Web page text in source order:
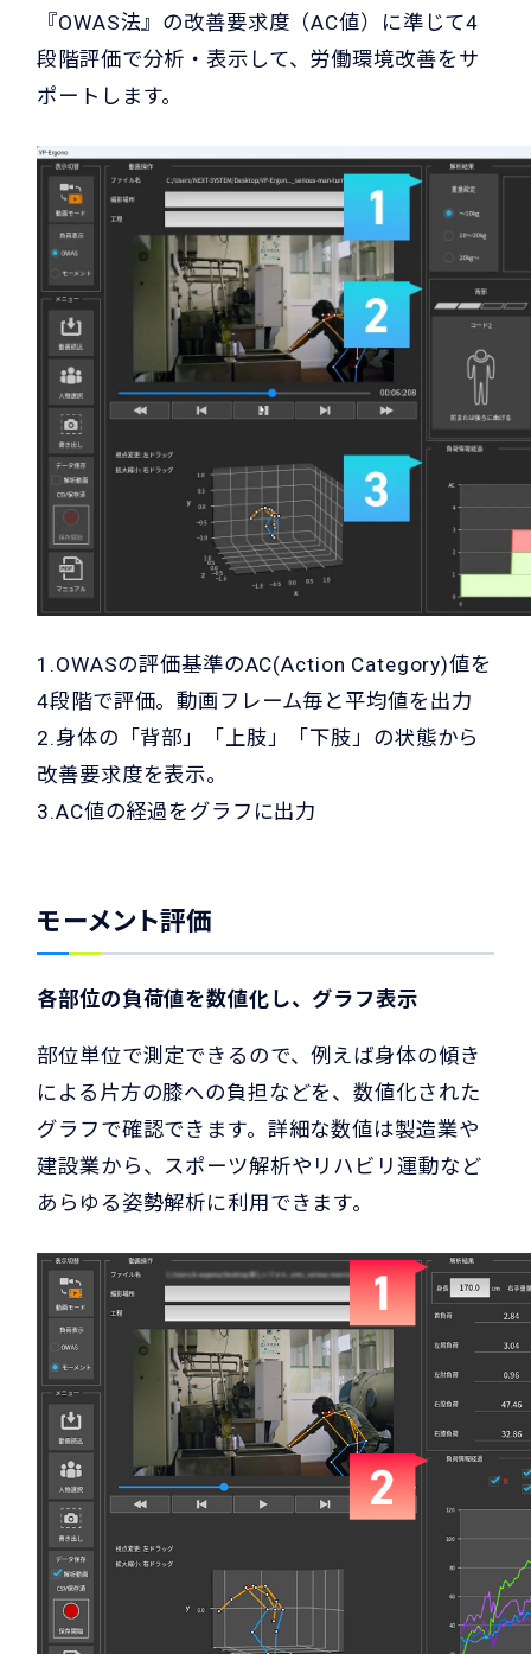
『OWAS法』の改善要求度（AC値）に準じて4
段階評価で分析・表示して、労働環境改善をサ
ポートします。
1.OWASの評価基準のAC(Action Category)値を
4段階で評価。動画フレーム毎と平均値を出力
2.身体の「背部」「上肢」「下肢」の状態から
改善要求度を表示。
3.AC値の経過をグラフに出力
モーメント評価
各部位の負荷値を数値化し、グラフ表示
部位単位で測定できるので、例えば身体の傾き
による片方の膝への負担などを、数値化された
グラフで確認できます。詳細な数値は製造業や
建設業から、スポーツ解析やリハビリ運動など
あらゆる姿勢解析に利用できます。